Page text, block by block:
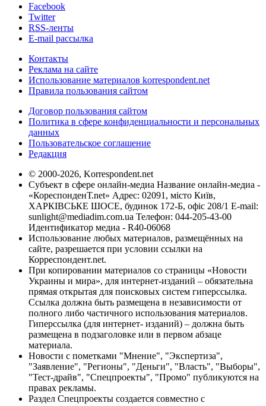
Facebook
Twitter
RSS-ленты
E-mail рассылка
Контакты
Реклама на сайте
Использование материалов korrespondent.net
Правила пользования сайтом
Договор пользования сайтом
Политика в сфере конфиденциальности и персональных
данных
Пользовательское соглашение
Редакция
© 2000-2026, Korrespondent.net
Субъект в сфере онлайн-медиа Название онлайн-медиа -
«КореспонденТ.net» Адрес: 02091, місто Київ,
ХАРКІВСЬКЕ ШОСЕ, будинок 172-Б, офіс 208/1 E-mail:
sunlight@mediadim.com.ua Телефон: 044-205-43-00
Идентификатор медиа - R40-06068
Использование любых материалов, размещённых на
сайте, разрешается при условии ссылки на
Корреспондент.net.
При копировании материалов со страницы «Новости
Украины и мира», для интернет-изданий – обязательна
прямая открытая для поисковых систем гиперссылка.
Ссылка должна быть размещена в независимости от
полного либо частичного использования материалов.
Гиперссылка (для интернет- изданий) – должна быть
размещена в подзаголовке или в первом абзаце
материала.
Новости с пометками "Мнение", "Экспертиза",
"Заявление", "Регионы", "Деньги", "Власть", "Выборы",
"Тест-драйв", "Спецпроекты", "Промо" публикуются на
правах рекламы.
Раздел Спецпроекты создается совместно с